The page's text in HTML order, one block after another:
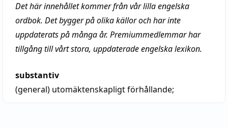
Det här innehållet kommer från vår lilla engelska
ordbok. Det bygger på olika källor och har inte
uppdaterats på många år. Premiummedlemmar har
tillgång till vårt stora, uppdaterade engelska lexikon.
substantiv
(general) utomäktenskapligt förhållande;